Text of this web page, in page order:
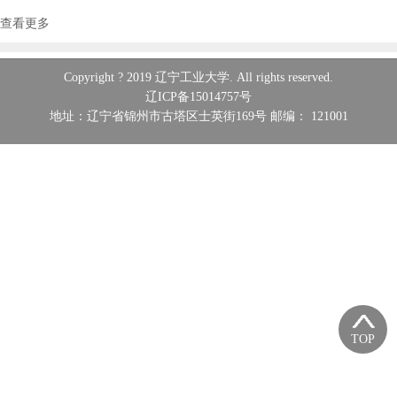
查看更多
TOP
Copyright ? 2019 辽宁工业大学. All rights reserved.
辽ICP备15014757号
地址：辽宁省锦州市古塔区士英街169号 邮编： 121001